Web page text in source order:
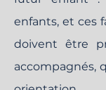
enfants, et ces
doivent être
accompagnés,